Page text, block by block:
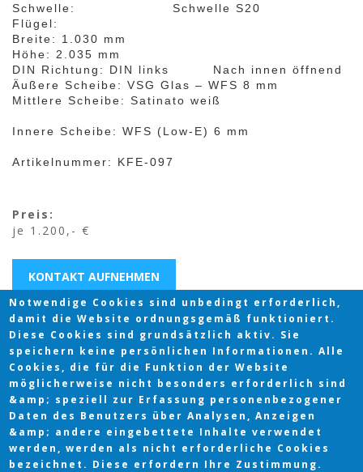
Schwelle: Schwelle S20
Flügel:
Breite: 1.030 mm
Höhe: 2.035 mm
DIN Richtung: DIN links Nach innen öffnend
Äußere Scheibe: VSG Glas – WFS 8 mm
Mittlere Scheibe: Satinato weiß
Innere Scheibe: WFS (Low-E) 6 mm
Artikelnummer: KFE-097
Preis:
je 1.200,- €
KONTAKT AUFNEHMEN
Copyright © 2026 | Impressum |Datenschutz
Notwendige Cookies sind unbedingt erforderlich,
damit die Website ordnungsgemäß funktioniert.
Diese Cookies sind grundsätzlich aktiv. Sie
speichern keine persönlichen Informationen. Alle
Cookies, die für die Funktion der Website
möglicherweise nicht besonders erforderlich sind
&amp; speziell zur Erfassung personenbezogener
Daten des Benutzers über Analysen, Anzeigen
&amp; andere eingebettete Inhalte verwendet
werden, werden als nicht erforderliche Cookies
bezeichnet. Diese erfordern Ihre Zustimmung.